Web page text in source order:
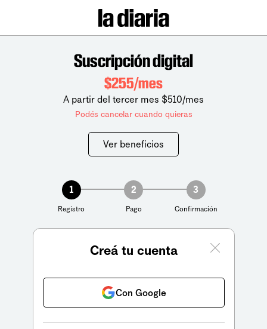
Suscripción digital
$255/mes
A partir del tercer mes $510/mes
Podés cancelar cuando quieras
Ver beneficios
1
Registro
2
Pago
3
Confirmación
Creá tu cuenta
Con Google